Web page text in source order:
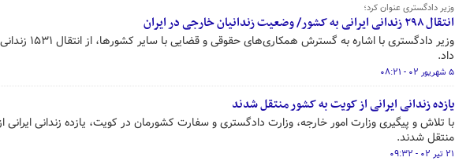
وزیر دادگستری عنوان کرد؛
انتقال ۲۹۸ زندانی ایرانی به کشور/ وضعیت زندانیان خارجی در ایران
وزیر دادگستری با اشاره
داد.
۵ شهریور ۰۲ - ۰۸:۲۱
یازده زندانی ایرانی از کویت به کشور منتقل شدند
با تلاش و پیگیری وزارت امور خارجه، وزارت دادگستری و سفارت کشورمان در کویت، یازده زندانی ایرانی
منتقل شدند.
۲۱ تیر ۰۲ - ۰۹:۳۲